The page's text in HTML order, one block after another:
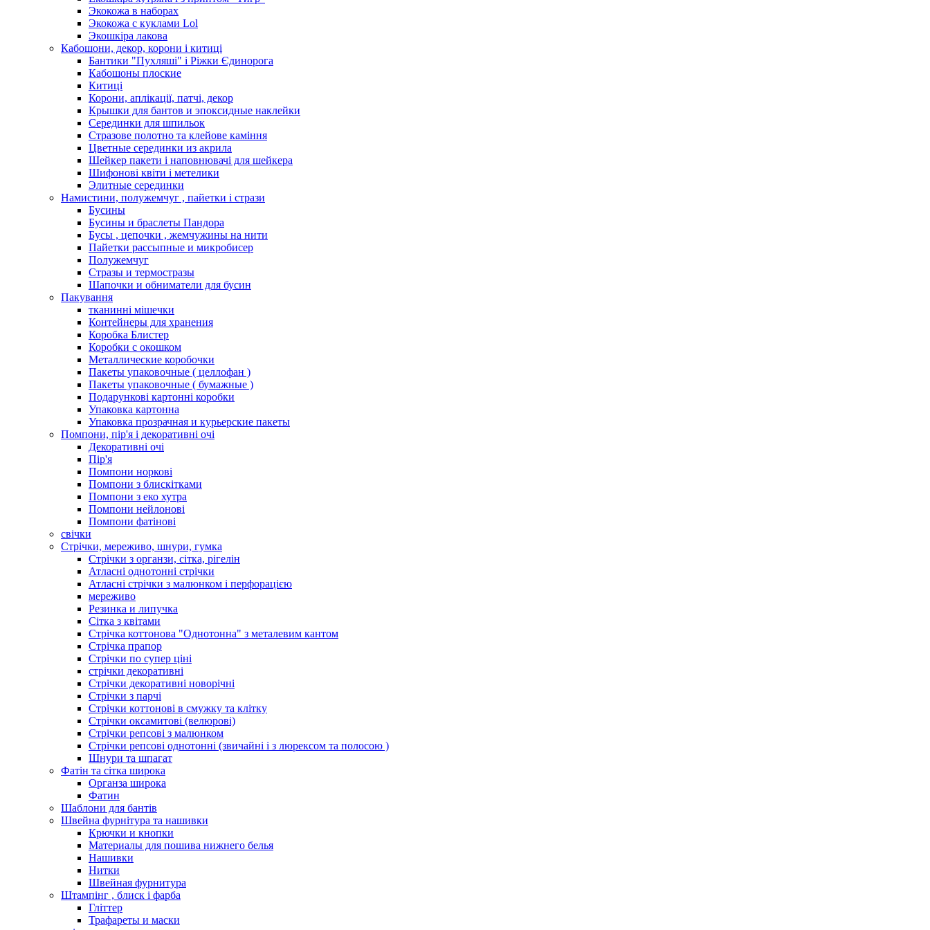
Экокожа в наборах
Экокожа с куклами Lol
Экошкiра лакова
Кабошони, декор, корони і китиці
Бантики "Пухляші" і Ріжки Єдинорога
Кабошоны плоские
Китиці
Корони, аплікації, патчі, декор
Крышки для бантов и эпоксидные наклейки
Серединки для шпильок
Стразове полотно та клейове каміння
Цветные серединки из акрила
Шейкер пакети і наповнювачі для шейкера
Шифонові квіти і метелики
Элитные серединки
Намистини, полужемчуг , пайетки і стрази
Бусины
Бусины и браслеты Пандора
Бусы , цепочки , жемчужины на нити
Пайетки рассыпные и микробисер
Полужемчуг
Стразы и термостразы
Шапочки и обниматели для бусин
Пакування
тканинні мішечки
Контейнеры для хранения
Коробка Блистер
Коробки с окошком
Металлические коробочки
Пакеты упаковочные ( целлофан )
Пакеты упаковочные ( бумажные )
Подарункові картонні коробки
Упаковка картонна
Упаковка прозрачная и курьерские пакеты
Помпони, пір'я і декоративні очі
Декоративні очі
Пір'я
Помпони норкові
Помпони з блискітками
Помпони з еко хутра
Помпони нейлонові
Помпони фатінові
свічки
Стрічки, мереживо, шнури, гумка
Стрічки з органзи, сітка, рігелін
Атласні однотонні стрічки
Атласні стрічки з малюнком і перфорацією
мереживо
Резинка и липучка
Сітка з квітами
Стрічка коттонова "Однотонна" з металевим кантом
Стрічка прапор
Стрічки по супер ціні
стрічки декоративні
Стрічки декоративні новорічні
Стрічки з парчі
Стрічки коттонові в смужку та клітку
Стрічки оксамитові (велюрові)
Стрічки репсові з малюнком
Стрічки репсові однотонні (звичайні і з люрексом та полосою )
Шнури та шпагат
Фатін та сітка широка
Органза широка
Фатин
Шаблони для бантів
Швейна фурнітура та нашивки
Крючки и кнопки
Материалы для пошива нижнего белья
Нашивки
Нитки
Швейная фурнитура
Штампінг , блиск і фарба
Гліттер
Трафареты и маски